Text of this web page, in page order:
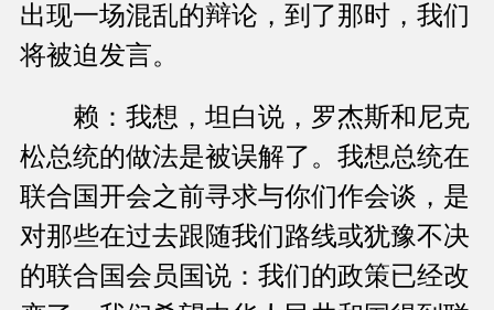
出现一场混乱的辩论，到了那时，我们
将被迫发言。
赖：我想，坦白说，罗杰斯和尼克
松总统的做法是被误解了。我想总统在
联合国开会之前寻求与你们作会谈，是
对那些在过去跟随我们路线或犹豫不决
的联合国会员国说：我们的政策已经改